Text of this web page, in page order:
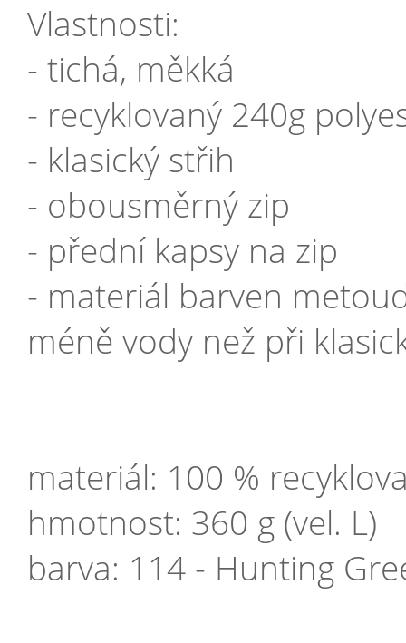
Vlastnosti:
- tichá, měkká
- recyklovaný 240g
- klasický střih
- obousměrný zip
- přední kapsy na zip
- materiál barven
méně vody než při
materiál: 100 %
hmotnost: 360 g (vel. L)
barva: 114 - Hunting